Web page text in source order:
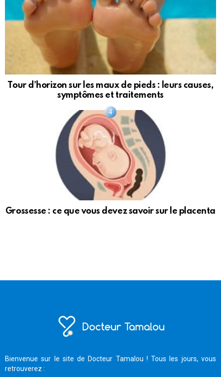
Tour d’horizon sur les maux de pieds : leurs causes,
symptômes et traitements
Grossesse : ce que vous devez savoir sur le placenta
Bienvenue sur le site de Docteur Tamalou ! Tous les jours, vous
retrouverez :